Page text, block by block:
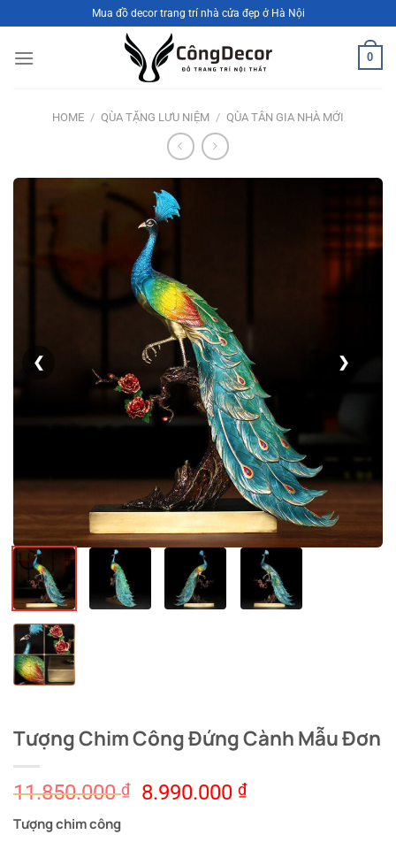
qua
nội
Mua đồ decor trang trí nhà cửa đẹp ở Hà Nội
0
HOME / QÙA TẶNG LƯU NIỆM / QÙA TÂN GIA NHÀ MỚI
❮ ❯
Tượng Chim Công Đứng Cành Mẫu Đơn
11.850.000₫
Original
8.990.000₫Current
Tượng chim công